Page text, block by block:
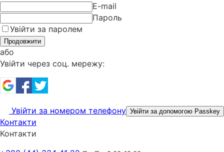
E-mail
Пароль
Увійти за паролем
Продовжити
або
Увійти через соц. мережу:
Увійти за номером телефону Увійти за допомогою Passkey
Контакти
Контакти